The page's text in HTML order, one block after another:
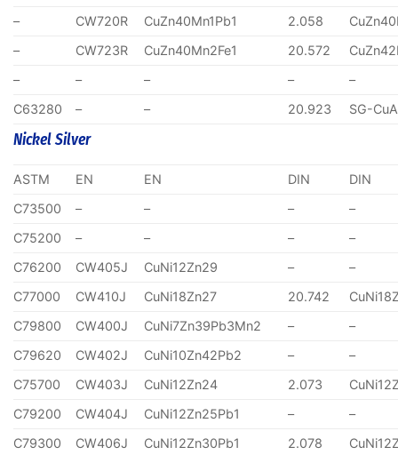
–
CW720R CuZn40Mn1Pb1 2.058
–
CW723R CuZn40Mn2Fe1 20.572
–
– – –
–
C63280
– – 20.923 SG-
Nickel Silver
ASTM EN EN DIN
DIN
C73500
– – –
–
C75200
– – –
–
C76200
CW405J CuNi12Zn29 –
–
C77000
CW410J CuNi18Zn27 20.742
C79800
CW400J CuNi7Zn39Pb3Mn2 –
–
C79620
CW402J CuNi10Zn42Pb2 –
–
C75700
CW403J CuNi12Zn24 2.073
C79200
CW404J CuNi12Zn25Pb1 –
–
C79300
CW406J CuNi12Zn30Pb1 2.078